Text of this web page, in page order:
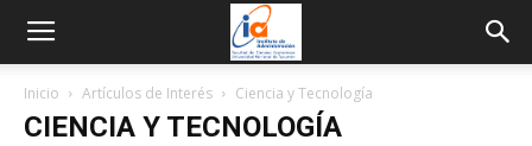
Inicio Artículos de Interés Ciencia y Tecnología
CIENCIA Y TECNOLOGÍA